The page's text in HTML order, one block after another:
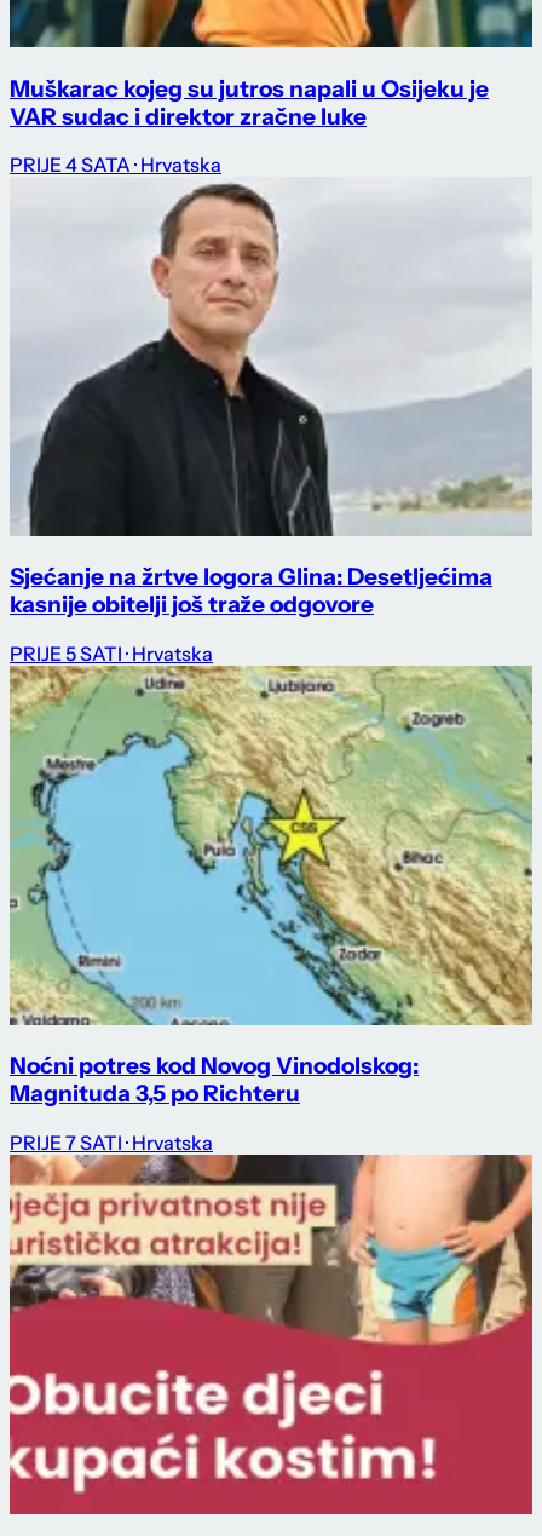
Muškarac kojeg su jutros napali u Osijeku je
VAR sudac i direktor zračne luke
PRIJE 4 SATA · Hrvatska
Sjećanje na žrtve logora Glina: Desetljećima
kasnije obitelji još traže odgovore
PRIJE 5 SATI · Hrvatska
Noćni potres kod Novog Vinodolskog:
Magnituda 3,5 po Richteru
PRIJE 7 SATI · Hrvatska